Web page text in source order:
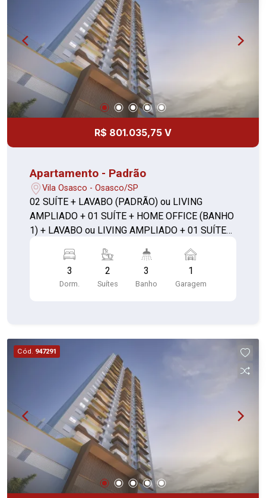
R$ 801.035,75 V
Apartamento - Padrão
Vila Osasco - Osasco/SP
02 SUÍTE + LAVABO (PADRÃO) ou LIVING
AMPLIADO + 01 SUÍTE + HOME OFFICE (BANHO
1) + LAVABO ou LIVING AMPLIADO + 01 SUÍTE
3
Dorm.
2
Suítes
3
Banho
1
Garagem
Cód. 947291